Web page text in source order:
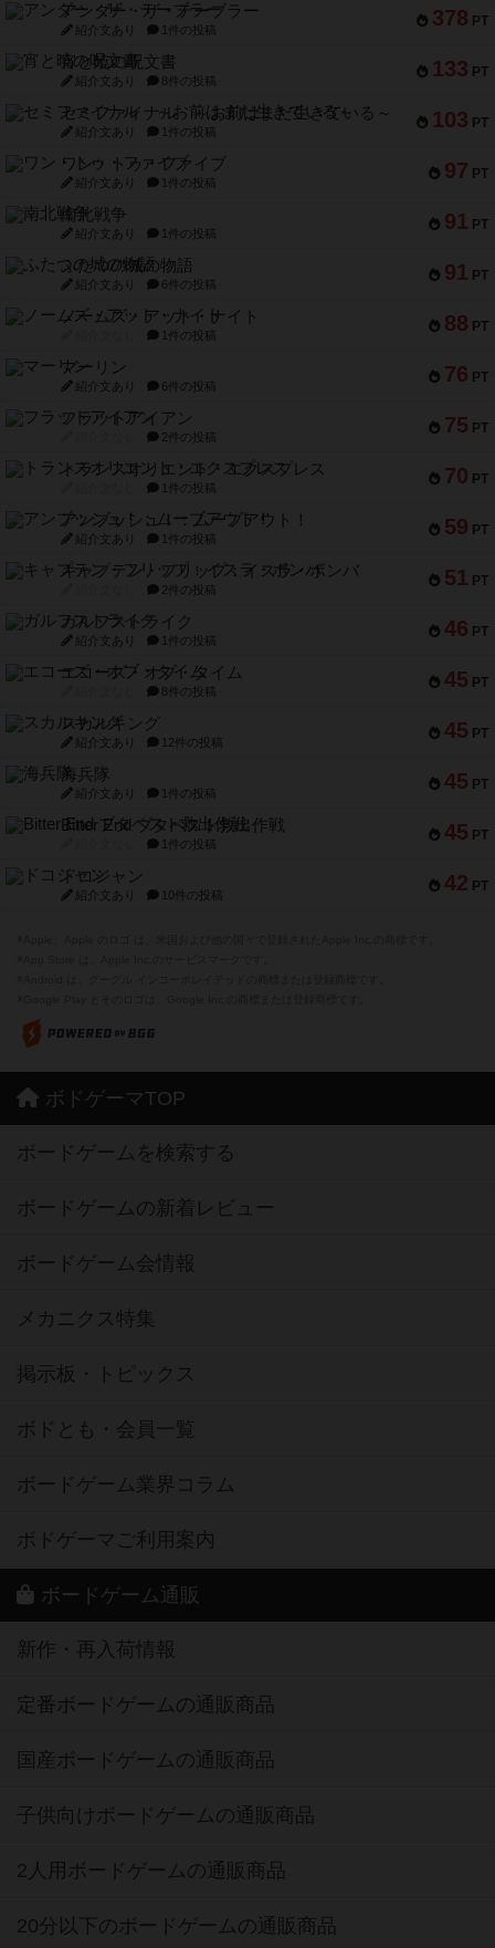
378 PT
アンダー・ザ・テーブラー
紹介文あり 1件の投稿
133 PT
宵と暁の呪文書
紹介文あり 8件の投稿
103 PT
セミファイナル ～お前はまだ生きている～
紹介文あり 1件の投稿
97 PT
ワン・トゥ・ファイブ
紹介文あり 1件の投稿
91 PT
南北戦争
紹介文あり 1件の投稿
91 PT
ふたつの城の物語
紹介文あり 6件の投稿
88 PT
ノームズ・アット・ナイト
1件の投稿
76 PT
マーリン
紹介文あり 6件の投稿
75 PT
フラットアイアン
2件の投稿
70 PT
トランスオリエント・エクスプレス
1件の投稿
59 PT
アンブッシュ！：ムーブアウト！
紹介文あり 1件の投稿
51 PT
キャプテン・フリップ：イスラ・ボンバ
2件の投稿
46 PT
ガルフストライク
紹介文あり 1件の投稿
45 PT
エコーズ・オブ・タイム
8件の投稿
45 PT
スカルキング
紹介文あり 12件の投稿
45 PT
海兵隊
紹介文あり 1件の投稿
45 PT
Bitter End ブタペスト救出作戦
1件の投稿
42 PT
ドコジャン
紹介文あり 10件の投稿
ボドゲーマTOP
ボードゲームを検索する
ボードゲームの新着レビュー
ボードゲーム会情報
メカニクス特集
掲示板・トピックス
ボドとも・会員一覧
ボードゲーム業界コラム
ボドゲーマご利用案内
ボードゲーム通販
新作・再入荷情報
定番ボードゲームの通販商品
国産ボードゲームの通販商品
子供向けボードゲームの通販商品
2人用ボードゲームの通販商品
20分以下のボードゲームの通販商品